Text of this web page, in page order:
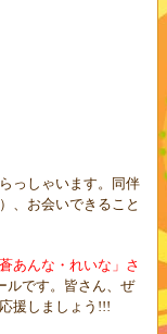
っしゃいます。同伴
、お会いできること
蒼あんな・れいな」さ
ルです。皆さん、ぜ
援しましょう !!!